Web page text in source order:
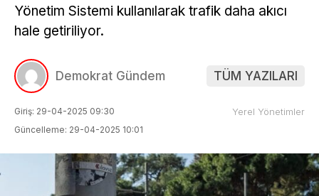
Yönetim Sistemi kullanılarak trafik daha akıcı
hale getiriliyor.
Demokrat Gündem TÜM YAZILARI
Giriş: 29-04-2025 09:30
Güncelleme: 29-04-2025 10:01
Yerel Yönetimler